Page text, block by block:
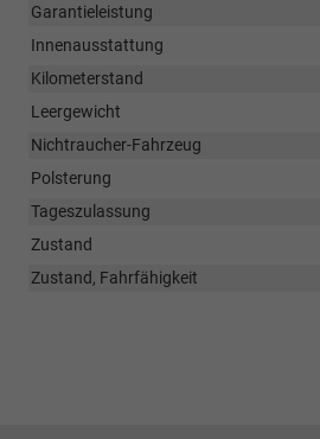
Garantieleistung
Innenausstattung
Kilometerstand
Leergewicht
Nichtraucher-Fahrzeug
Polsterung
Tageszulassung
Zustand
Zustand, Fahrfähigkeit